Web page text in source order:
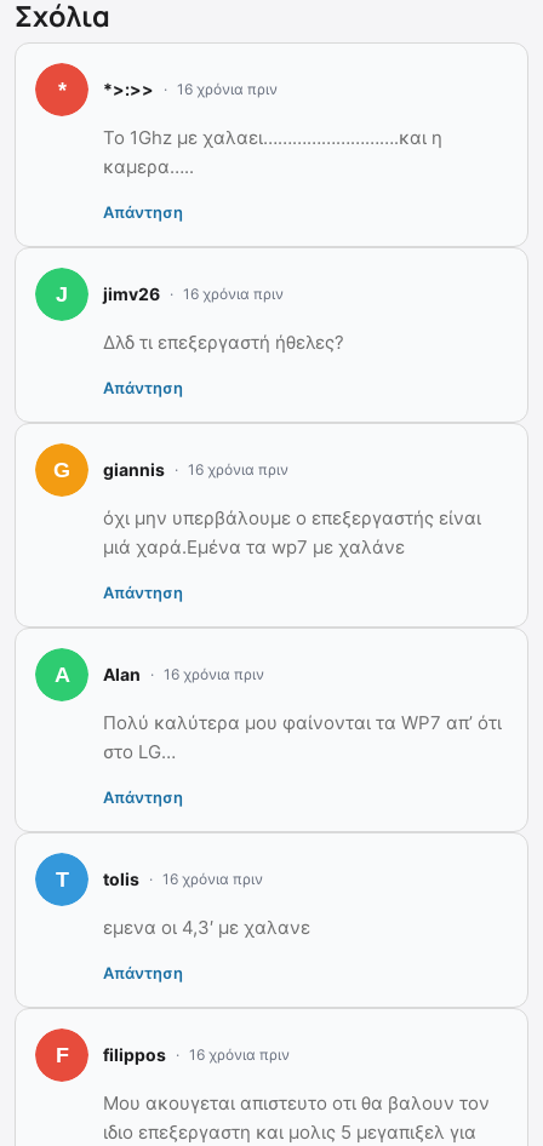
Σχόλια
*>:>> 16 χρόνια πριν
Το 1Ghz με χαλαει……………………….και η
καμερα…..
Απάντηση
jimv26 16 χρόνια πριν
Δλδ τι επεξεργαστή ήθελες?
Απάντηση
giannis 16 χρόνια πριν
όχι μην υπερβάλουμε ο επεξεργαστής είναι
μιά χαρά.Εμένα τα wp7 με χαλάνε
Απάντηση
Alan 16 χρόνια πριν
Πολύ καλύτερα μου φαίνονται τα WP7 απ’ ότι
στο LG…
Απάντηση
tolis 16 χρόνια πριν
εμενα οι 4,3′ με χαλανε
Απάντηση
filippos 16 χρόνια πριν
Μου ακουγεται απιστευτο οτι θα βαλουν τον
ιδιο επεξεργαστη και μολις 5 μεγαπιξελ για